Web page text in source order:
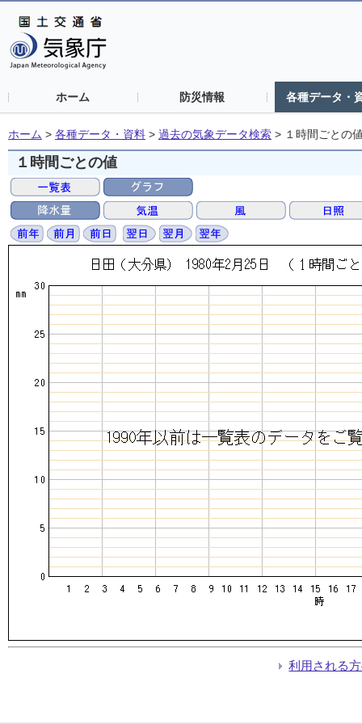
ホーム 防災情報 各種データ・
ホーム > 各種データ・資料 > 過去の気象データ検索 > １時間ごとの
１時間ごとの値
利用される